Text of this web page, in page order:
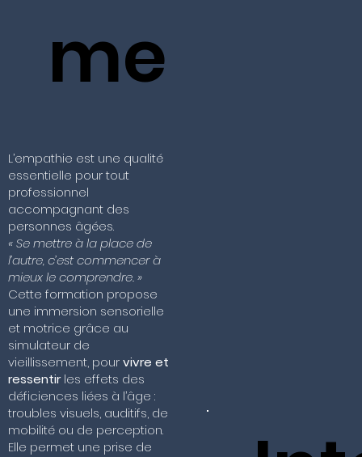
me
L’empathie est une qualité
essentielle pour tout
professionnel
accompagnant des
personnes âgées.
« Se mettre à la place de
l’autre, c’est commencer à
mieux le comprendre. »
Cette formation propose
une immersion sensorielle
et motrice grâce au
simulateur de
vieillissement, pourvivre et
ressentirles effets des
déficiences liées à l’âge :
troubles visuels, auditifs, de
mobilité ou de perception.
Elle permet une prise de